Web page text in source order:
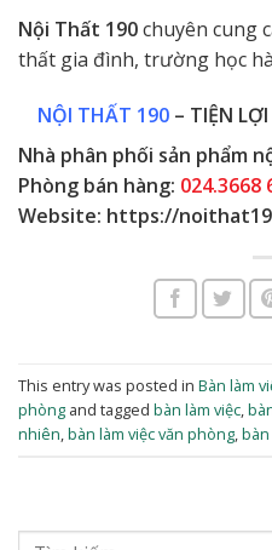
Nội Thất 190chuyên cung
thất gia đình, trường học
NỘI THẤT 190– TIỆN LỢI
Nhà phân phối sản phẩm
Phòng bán hàng: 024.3668
Website: https://
This entry was posted in Bàn làm
phòng and tagged bàn làm việc,
nhiên,bàn làm việc văn phòng,